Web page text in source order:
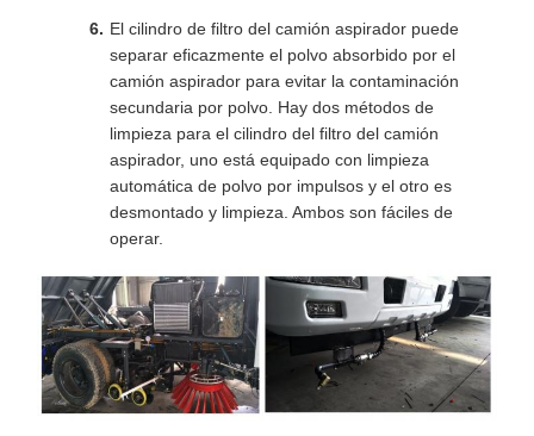
El cilindro de filtro del camión aspirador puede
separar eficazmente el polvo absorbido por el
camión aspirador para evitar la contaminación
secundaria por polvo. Hay dos métodos de
limpieza para el cilindro del filtro del camión
aspirador, uno está equipado con limpieza
automática de polvo por impulsos y el otro es
desmontado y limpieza. Ambos son fáciles de
operar.